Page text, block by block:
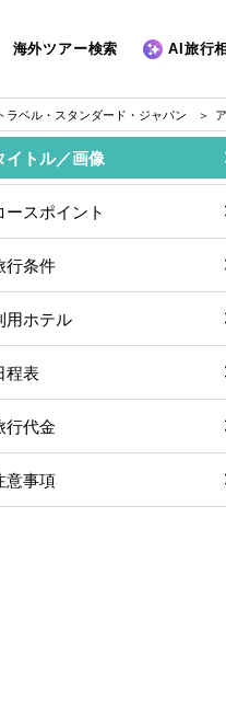
海外ツアー検索 AI旅行
ラベル・スタンダード・ジャパン
イトル／画像
ースポイント
行条件
用ホテル
程表
行代金
意事項